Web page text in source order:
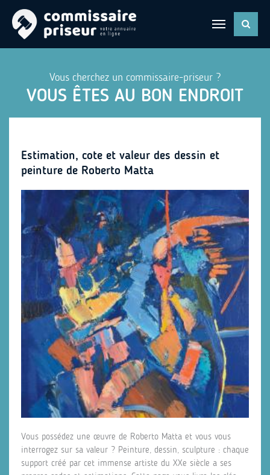
Vous cherchez un commissaire-priseur ?
VOUS ÊTES AU BON ENDROIT
Estimation, cote et valeur des dessin et
peinture de Roberto Matta
Vous possédez une œuvre de Roberto Matta et vous vous
interrogez sur sa valeur ? Peinture, dessin, sculpture : chaque
support créé par cet immense artiste du XXe siècle a ses